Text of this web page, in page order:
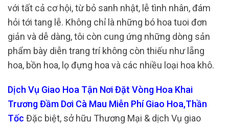
với tất cả cơ hội, từ bỏ sanh nhật, lễ tình nhân, đám
hỏi tới tang lễ. Không chỉ là những bó hoa tuoi đơn
giản và dễ dàng, tôi còn cung ứng những dòng sản
phẩm bày diễn trang trí không còn thiếu như lẵng
hoa, bồn hoa, lọ đựng hoa và các nhiều loại hoa khô.
Dịch Vụ Giao Hoa Tận Nơi Đặt Vòng Hoa Khai
Trương Đầm Dơi Cà Mau Miễn Phí Giao Hoa,Thần
Tốc Đặc biệt, sở hữu Thương Mại & dịch Vụ giao